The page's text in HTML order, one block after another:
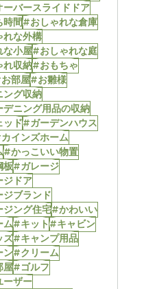
バースライドドア
間#おしゃれな倉庫
な外構
小屋#おしゃれな庭
収納#おもちゃ
部屋#お雛様
グ収納
ニング用品の収納
ッド#ガーデンハウス
インズホーム
#かっこいい物置
板#ガレージ
ドア
ブランド
ング住宅#かわいい
ム#キット#キャビン
ズ#キャンプ用品
ン#クリーム
屋#ゴルフ
ーザー